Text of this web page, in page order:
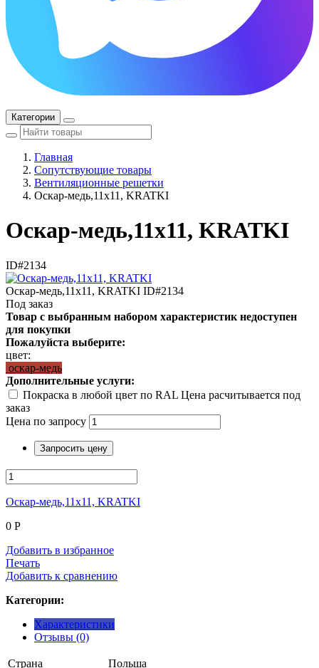
Категории
Главная
Сопутствующие товары
Вентиляционные решетки
Оскар-медь,11x11, KRATKI
Оскар-медь,11x11, KRATKI
ID#2134
Оскар-медь,11x11, KRATKI ID#2134
Под заказ
Товар с выбранным набором характеристик недоступен
для покупки
Пожалуйста выберите:
цвет:
оскар-медь
Дополнительные услуги:
Покраска в любой цвет по RAL Цена расчитывается под
заказ
Цена по запросу
Запросить цену
Оскар-медь,11x11, KRATKI
0 Р
Добавить в избранное
Печать
Добавить к сравнению
Категории:
Характеристики
Отзывы (0)
Страна Польша